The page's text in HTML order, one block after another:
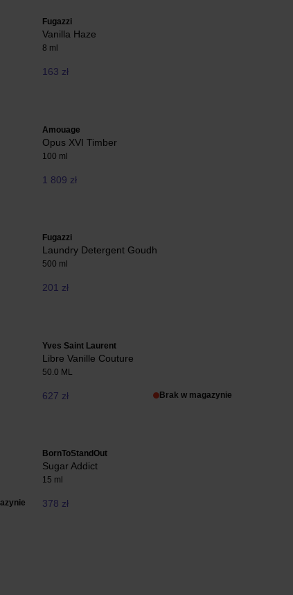
Fugazzi
Vanilla Haze
8 ml
163 zł
Amouage
Opus XVI Timber
100 ml
1 809 zł
Fugazzi
Laundry Detergent Goudh
500 ml
201 zł
Yves Saint Laurent
Libre Vanille Couture
50.0 ML
627 zł Brak w magazynie
BornToStandOut
Sugar Addict
15 ml
378 zł